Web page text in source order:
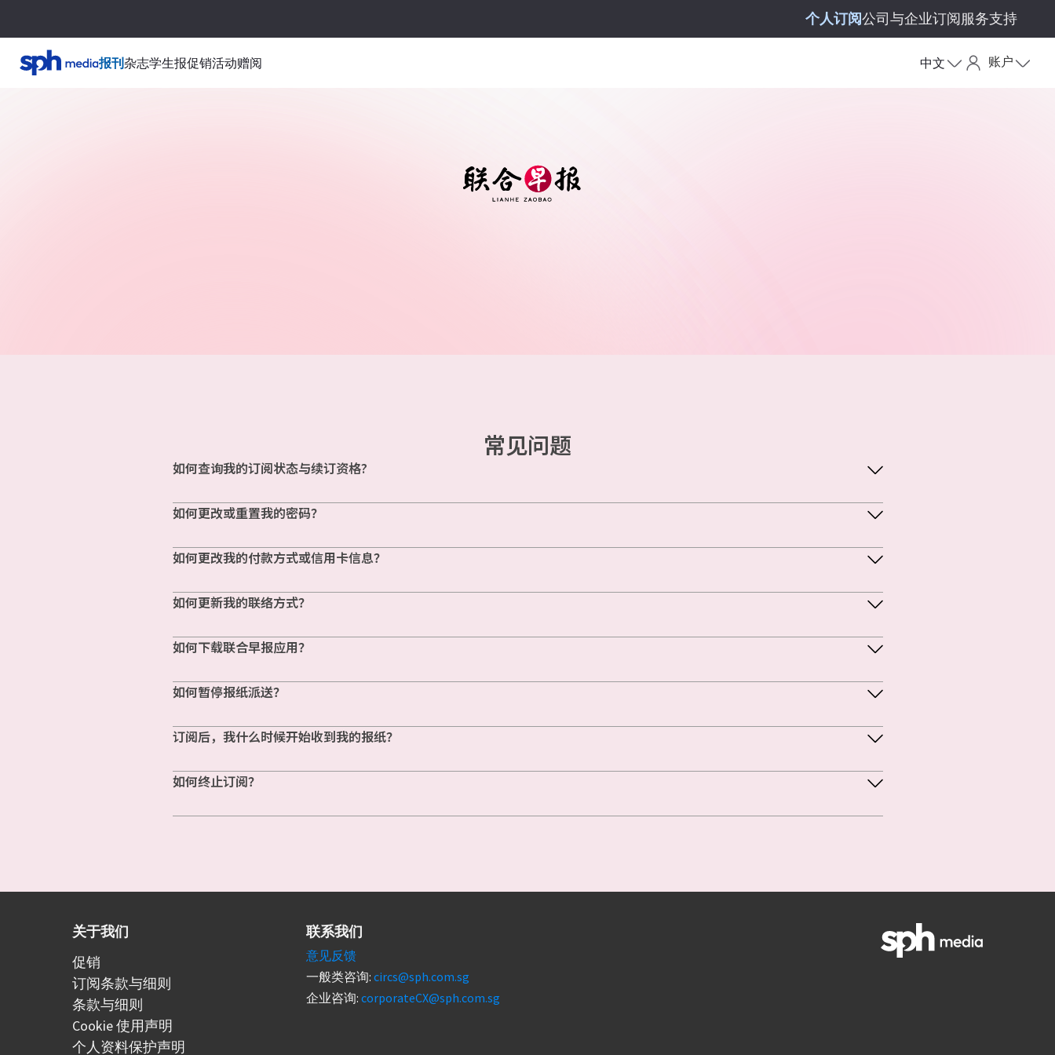
个人订阅公司与企业订阅服务支持
报刊杂志学生报促销活动赠阅 中文 账户
常见问题
如何查询我的订阅状态与续订资格?
如何更改或重置我的密码？
如何更改我的付款方式或信用卡信息？
如何更新我的联络方式？
如何下载联合早报应用？
如何暂停报纸派送？
订阅后，我什么时候开始收到我的报纸？
如何终止订阅？
关于我们
促销
订阅条款与细则
条款与细则
Cookie 使用声明
个人资料保护声明
联系我们
意见反馈
一般类咨询: circs@sph.com.sg
企业咨询: corporateCX@sph.com.sg